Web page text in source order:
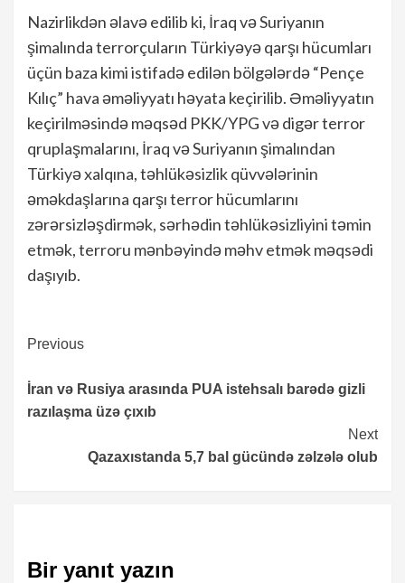
Nazirlikdən əlavə edilib ki, İraq və Suriyanın
şimalında terrorçuların Türkiyəyə qarşı hücumları
üçün baza kimi istifadə edilən bölgələrdə “Pençe
Kılıç” hava əməliyyatı həyata keçirilib. Əməliyyatın
keçirilməsində məqsəd PKK/YPG və digər terror
qruplaşmalarını, İraq və Suriyanın şimalından
Türkiyə xalqına, təhlükəsizlik qüvvələrinin
əməkdaşlarına qarşı terror hücumlarını
zərərsizləşdirmək, sərhədin təhlükəsizliyini təmin
etmək, terroru mənbəyində məhv etmək məqsədi
daşıyıb.
Continue
Reading
Previous
İran və Rusiya arasında PUA istehsalı barədə gizli
razılaşma üzə çıxıb
Next
Qazaxıstanda 5,7 bal gücündə zəlzələ olub
Bir yanıt yazın